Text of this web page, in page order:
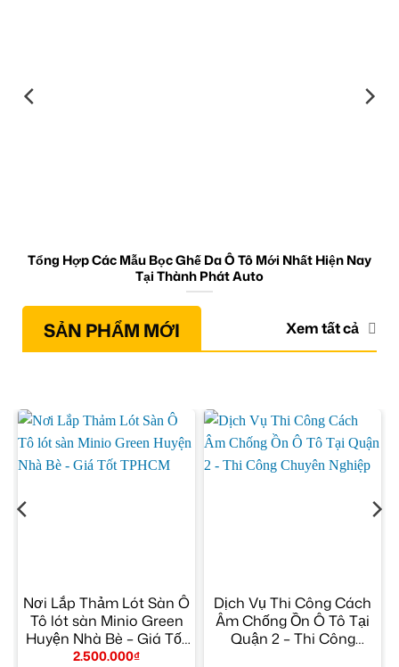
Tổng Hợp Các Mẫu Bọc Ghế Da Ô Tô Mới Nhất Hiện Nay
Tại Thành Phát Auto
SẢN PHẨM MỚI Xem tất cả
Nơi Lắp Thảm Lót Sàn Ô
Tô lót sàn Minio Green
Huyện Nhà Bè – Giá Tốt
TPHCM
2.500.000₫
Dịch Vụ Thi Công Cách
Âm Chống Ồn Ô Tô Tại
Quận 2 – Thi Công